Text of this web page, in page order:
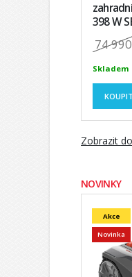
398 W
74 990
Skladem
KOUPIT
Zobrazit
NOVINKY
Akce
Novinka